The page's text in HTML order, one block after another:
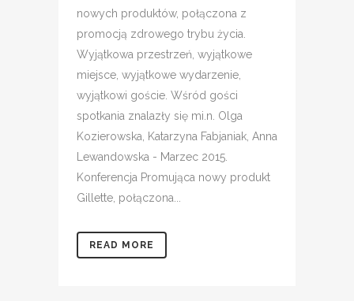
nowych produktów, połączona z
promocją zdrowego trybu życia.
Wyjątkowa przestrzeń, wyjątkowe
miejsce, wyjątkowe wydarzenie,
wyjątkowi goście. Wśród gości
spotkania znalazły się mi.n. Olga
Kozierowska, Katarzyna Fabjaniak, Anna
Lewandowska - Marzec 2015.
Konferencja Promująca nowy produkt
Gillette, połączona...
READ MORE